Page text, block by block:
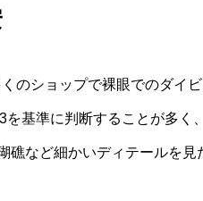
のショップで裸眼でのダイ
を基準に判断することが多く
礁など細かいディテールを